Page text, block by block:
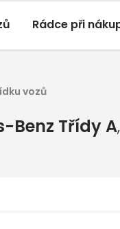
Rádce při
vozů
Benz Třídy A
Ojetý vůz 04/
A , 1,3 A
Km